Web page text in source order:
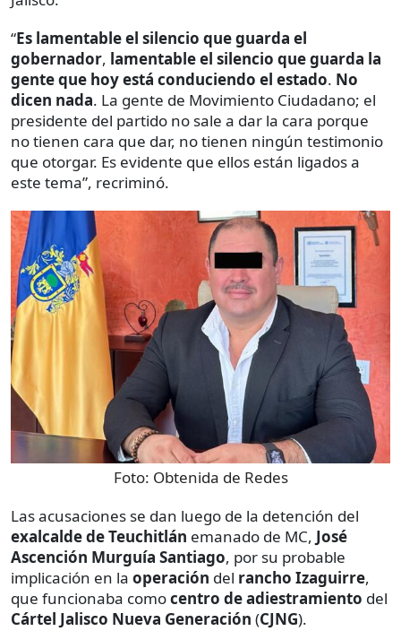
“Es lamentable el silencio que guarda el
gobernador, lamentable el silencio que guarda la
gente que hoy está conduciendo el estado. No
dicen nada. La gente de Movimiento Ciudadano; el
presidente del partido no sale a dar la cara porque
no tienen cara que dar, no tienen ningún testimonio
que otorgar. Es evidente que ellos están ligados a
este tema”, recriminó.
Foto: Obtenida de Redes
Las acusaciones se dan luego de la detención del
exalcalde de Teuchitlán emanado de MC, José
Ascención Murguía Santiago, por su probable
implicación en la operación del rancho Izaguirre,
que funcionaba comocentro de adiestramiento del
Cártel Jalisco Nueva Generación (CJNG).